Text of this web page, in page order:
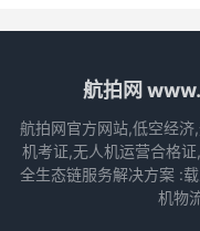
航拍网
航拍网官方网站,低空经
机考证,无人机运营合格
全生态链服务解决方案 :
机物